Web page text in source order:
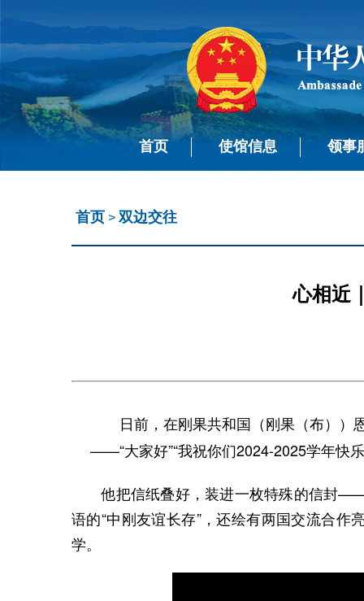
首页 使馆信息 领事
首页 > 双边交往
心相近
日前，在刚果共和国（刚果（布））
——“大家好”“我祝你们2024-2025学年快
他把信纸叠好，装进一枚特殊的信封——
语的“中刚友谊长存”，还绘有两国交流合
学。